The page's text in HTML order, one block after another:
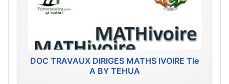
DOC TRAVAUX DIRIGES MATHS IVOIRE Tle
A BY TEHUA